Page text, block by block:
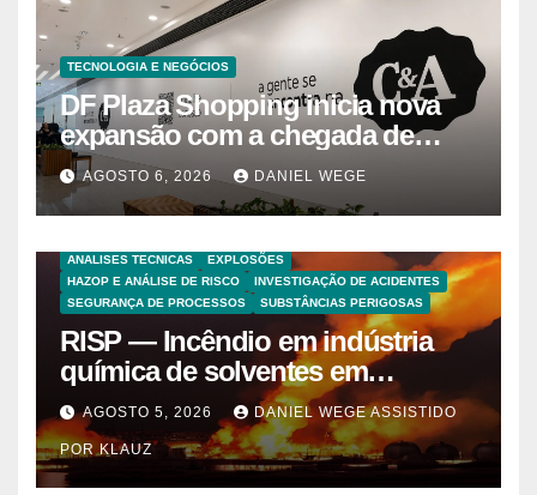
TECNOLOGIA E NEGÓCIOS
DF Plaza Shopping inicia nova
expansão com a chegada de
grandes marcas e inauguração
de espaço infantil – Dicas da
Capital
AGOSTO 6, 2026 DANIEL WEGE
ANALISES TECNICAS
EXPLOSÕES
HAZOP E ANÁLISE DE RISCO
INVESTIGAÇÃO DE ACIDENTES
SEGURANÇA DE PROCESSOS
SUBSTÂNCIAS PERIGOSAS
RISP — Incêndio em indústria
química de solventes em
Itaquaquecetuba/SP
(UNIQUIMA/Quema)
AGOSTO 5, 2026 DANIEL WEGE ASSISTIDO
POR KLAUZ